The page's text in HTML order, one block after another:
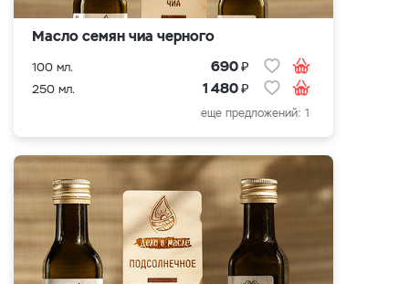
Масло семян чиа черного
100 мл. 690₽
250 мл. 1 480₽
еще предложений: 1